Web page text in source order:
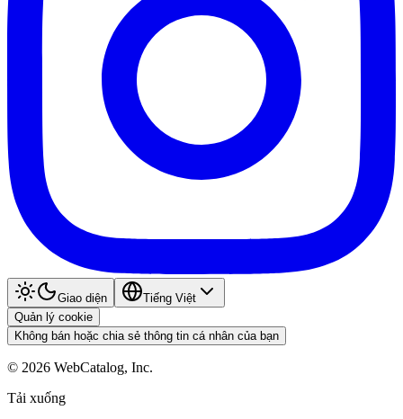
Giao diện
Tiếng Việt
Quản lý cookie
Không bán hoặc chia sẻ thông tin cá nhân của bạn
© 2026 WebCatalog, Inc.
Tải xuống